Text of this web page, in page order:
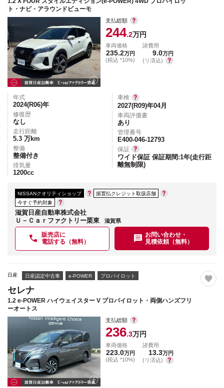
ト・ナビ・アラウンドビューモ
支払総額
244.2万円
車両価格
235.2万円
(税込 *10%)
諸費用
9.0万円
(リ済込)
年式
2024(R06)年
修復歴
なし
走行距離
5.3 万km
整備
整備付き
排気量
1200cc
車検
2027(R09)年04月
車両評価書
あり
管理番号
E400-046-12793
保証
ワイド保証 保証期間:1年(走行距
離無制限)
NISSANクオリティショップ
据置払クレジット取扱店舗
今すぐ予約対象
滋賀日産自動車株式会社
Ｕ－Ｃａｒファクトリー栗東
滋賀県
販売店に
電話する（無料）
お問い合わせ・
見積依頼（無料）
日産 日産認定中古車 e-POWER プロパイロット
セレナ
1.2 e-POWER ハイウェイスター V プロパイロット・両側ハンズフリ
ーオートス
支払総額
236.3万円
車両価格
223.0万円
(税込 *10%)
諸費用
13.3万円
(リ済込)